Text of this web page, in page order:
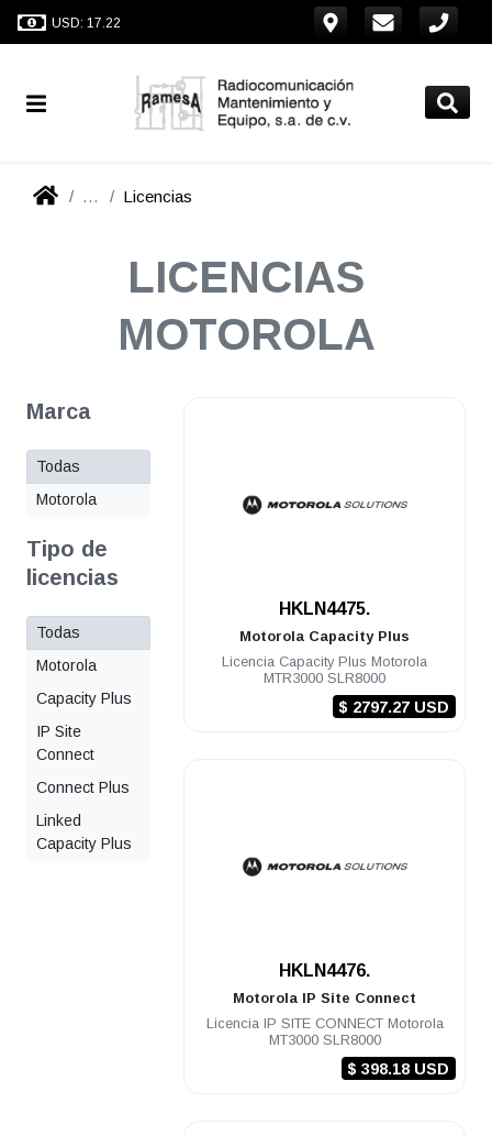
USD: 17.22
... Licencias
LICENCIAS
MOTOROLA
Marca
Todas
Motorola
Tipo de
licencias
Todas
Motorola
Capacity Plus
IP Site
Connect
Connect Plus
Linked
Capacity Plus
HKLN4475.
Motorola Capacity Plus
Licencia Capacity Plus Motorola
MTR3000 SLR8000
$ 2797.27 USD
HKLN4476.
Motorola IP Site Connect
Licencia IP SITE CONNECT Motorola
MT3000 SLR8000
$ 398.18 USD